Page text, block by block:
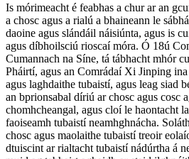
Is mórimeacht é feabhas a chur ar an
a chosc agus a rialú a bhaineann le
daoine agus slándáil náisiúnta, agus is
agus díbhoilsciú rioscaí móra. Ó 18ú
Cumannach na Síne, tá tábhacht mhór
Pháirtí, agus an Comrádaí Xi Jinping
agus laghdaithe tubaistí, agus leag siad
an bprionsabal díriú ar chosc agus cosc
chomhcheangal, agus cloí le haontacht
faoiseamh tubaistí neamhghnácha.
chosc agus maolaithe tubaistí treoir
dtuiscint ar rialtacht tubaistí nádúrtha á